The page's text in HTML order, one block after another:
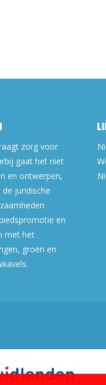
zorg voor
gaat het niet
en ontwerpen,
juridische
en
met het
groen en